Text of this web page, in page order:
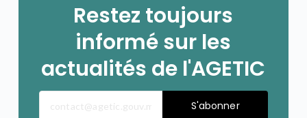
Restez toujours
informé sur les
actualités de l'AGETIC
S'abonner